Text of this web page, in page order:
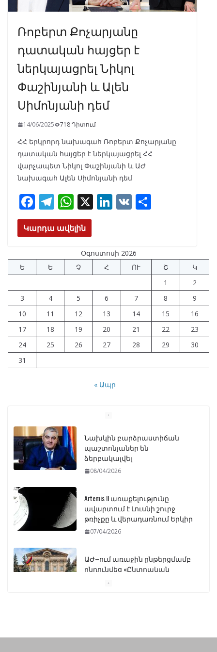
Ռոբերտ Քոչարյանը
դատական հայցեր է
ներկայացրել Նիկոլ
Փաշինյանի և Ալեն
Սիմոնյանի դեմ
14/06/2025 718 Դիտում
ՀՀ երկրորդ նախագահ Ռոբերտ Քոչարյանը
դատական հայցեր է ներկայացրել ՀՀ
վարչապետ Նիկոլ Փաշինյանի և ԱԺ
նախագահ Ալեն Սիմոնյանի դեմ
F
ac
e
o
o
k
T
el
e
a
m
W
h
at
A
p
p
X Li
e
dI
n
V
Կարդա ավելին
Օգոստոսի 2026
Ե
Ե Չ Հ ՈՒ Շ
Կ
1
2
3
4 5 6 7 8
9
10
11 12 13 14 15
16
17
18 19 20 21 22
23
24
25 26 27 28 29
30
31
« Ապր
Նախկին բարձրաստիճան
պաշտոնյաներ են
ձերբակալվել
08/04/2026
Artemis II առաքելությունը
ավարտում է Լուսնի շուրջ
թռիչքը և վերադառնում Երկիր
07/04/2026
ԱԺ–ում առաջին ընթերցմամբ
ընդունվեց «Ընտրական
կբողոքարկի Գարեգին